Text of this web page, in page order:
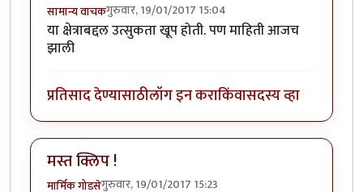
सामान्य वाचकगुरुवार, 19/01/2017 15:04
या क्षेत्राबद्दल उत्सुकता खूप होती. पण माहिती आजच
झाली
प्रतिसाद देण्यासाठीलॉग इन कराकिंवासदस्य व्हा
मस्त क्लिप !
मार्मिक गोडसेगुरुवार, 19/01/2017 15:23